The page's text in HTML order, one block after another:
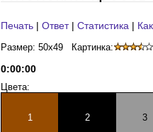
Печать | Ответ| Статистика |
Размер: 50x49 Картинка:
0:00:00
Цвета:
1 2 3